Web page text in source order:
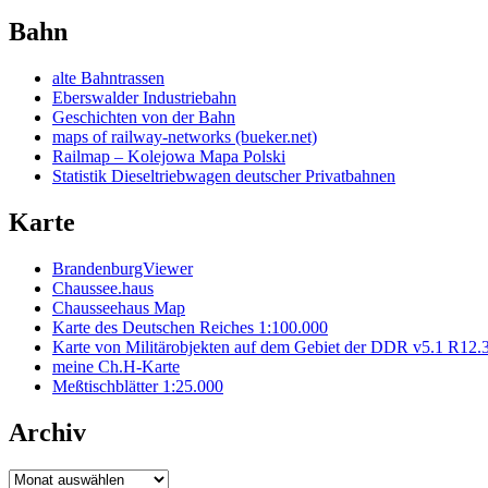
Bahn
alte Bahntrassen
Eberswalder Industriebahn
Geschichten von der Bahn
maps of railway-networks (bueker.net)
Railmap – Kolejowa Mapa Polski
Statistik Dieseltriebwagen deutscher Privatbahnen
Karte
BrandenburgViewer
Chaussee.haus
Chausseehaus Map
Karte des Deutschen Reiches 1:100.000
Karte von Militärobjekten auf dem Gebiet der DDR v5.1
meine Ch.H-Karte
Meßtischblätter 1:25.000
Archiv
Archiv